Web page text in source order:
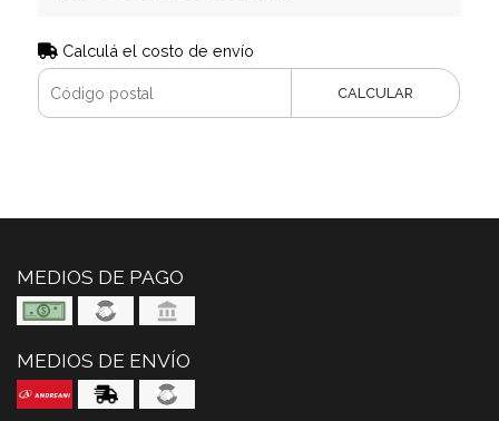
Calculá el costo de envío
CALCULAR
MEDIOS DE PAGO
MEDIOS DE ENVÍO